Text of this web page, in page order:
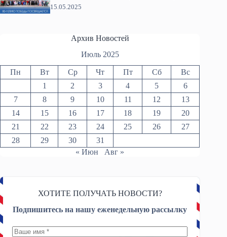
15.05.2025
Архив Новостей
Июль 2025
Пн Вт Ср Чт Пт Сб
Вс
1
2 3 4 5
6
7
8 9 10 11 12
13
14
15 16 17 18 19
20
21
22 23 24 25 26
27
28
29 30
31
« Июн
Авг »
ХОТИТЕ ПОЛУЧАТЬ НОВОСТИ?
Подпишитесь на нашу еженедельную рассылку